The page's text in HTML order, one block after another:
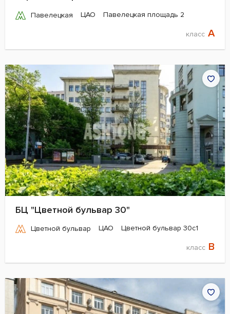
Павелецкая ЦАО Павелецкая площадь 2
класс A
БЦ "Цветной бульвар 30"
Цветной бульвар ЦАО Цветной бульвар 30с1
класс B